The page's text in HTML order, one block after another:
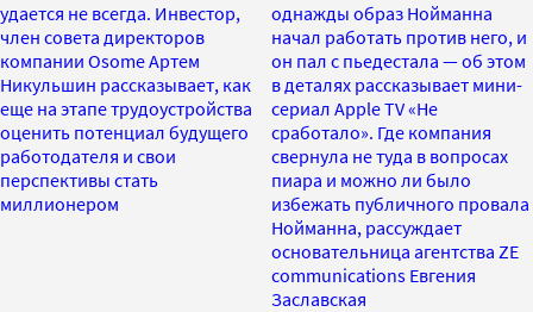
удается не всегда. Инвестор,
член совета директоров
компании Osome Артем
Никульшин рассказывает, как
еще на этапе трудоустройства
оценить потенциал будущего
работодателя и свои
перспективы стать
миллионером
однажды образ Нойманна
начал работать против него, и
он пал с пьедестала — об этом
в деталях рассказывает мини-
сериал Apple TV «Не
сработало». Где компания
свернула не туда в вопросах
пиара и можно ли было
избежать публичного провала
Нойманна, рассуждает
основательница агентства ZE
communications Евгения
Заславская